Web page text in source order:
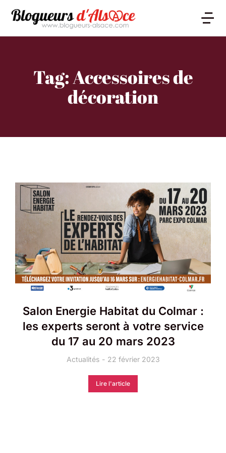
Tag: Accessoires de
décoration
Salon Energie Habitat du Colmar :
les experts seront à votre service
du 17 au 20 mars 2023
Actualités 22 février 2023
Lire l'article